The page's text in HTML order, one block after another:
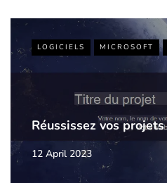
LOGICIELS MICROSOFT
Réussissez vos
12 April 2023